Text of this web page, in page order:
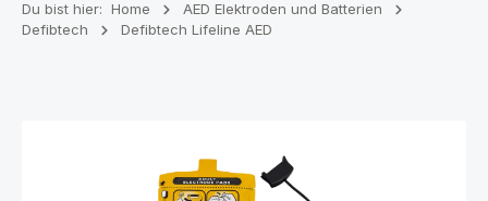
Du bist hier: Home
AED Elektroden und Batterien
Defibtech
Defibtech Lifeline AED